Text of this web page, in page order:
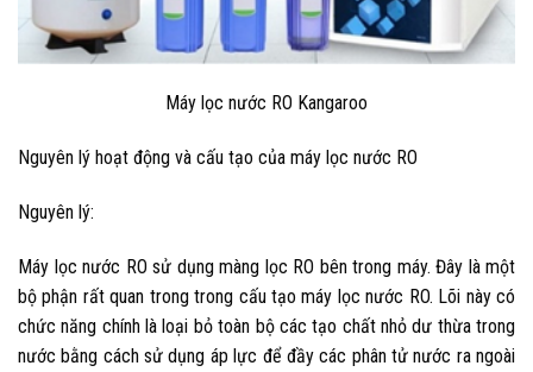
Máy lọc nước RO Kangaroo
Nguyên lý hoạt động và cấu tạo của máy lọc nước RO
Nguyên lý:
Máy lọc nước RO sử dụng màng lọc RO bên trong máy. Đây là một
bộ phận rất quan trong trong cấu tạo máy lọc nước RO. Lõi này có
chức năng chính là loại bỏ toàn bộ các tạo chất nhỏ dư thừa trong
nước bằng cách sử dụng áp lực để đầy các phân tử nước ra ngoài